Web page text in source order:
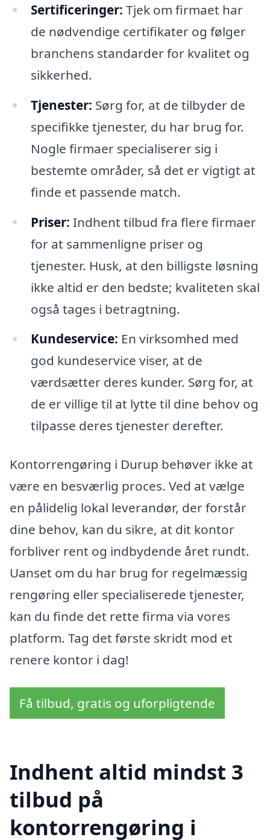
Sertificeringer: Tjek om firmaet har
de nødvendige certifikater og følger
branchens standarder for kvalitet og
sikkerhed.
Tjenester: Sørg for, at de tilbyder de
specifikke tjenester, du har brug for.
Nogle firmaer specialiserer sig i
bestemte områder, så det er vigtigt at
finde et passende match.
Priser: Indhent tilbud fra flere firmaer
for at sammenligne priser og
tjenester. Husk, at den billigste løsning
ikke altid er den bedste; kvaliteten skal
også tages i betragtning.
Kundeservice: En virksomhed med
god kundeservice viser, at de
værdsætter deres kunder. Sørg for, at
de er villige til at lytte til dine behov og
tilpasse deres tjenester derefter.
Kontorrengøring i Durup behøver ikke at
være en besværlig proces. Ved at vælge
en pålidelig lokal leverandør, der forstår
dine behov, kan du sikre, at dit kontor
forbliver rent og indbydende året rundt.
Uanset om du har brug for regelmæssig
rengøring eller specialiserede tjenester,
kan du finde det rette firma via vores
platform. Tag det første skridt mod et
renere kontor i dag!
Få tilbud, gratis og uforpligtende
Indhent altid mindst 3
tilbud på
kontorrengøring i